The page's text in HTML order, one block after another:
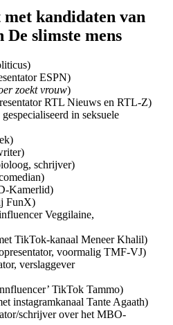
kandidaten van
De slimste mens
ESPN)
zoekt vrouw)
RTL Nieuws en RTL-Z)
in seksuele
schrijver)
Kamerlid)
FunX)
Veggilaine,
TikTok-kanaal Meneer Khalil)
voormalig TMF-VJ)
verslaggever
TikTok Tammo)
instagramkanaal Tante Agaath)
schrijver over het MBO-